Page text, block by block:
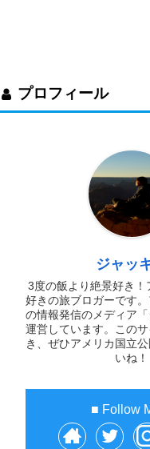
プロフィール
ジャッ
3度の飯より絶景好き！
好きの旅ブロガーです
の情報発信のメディア
運営しています。この
き、ぜひアメリカ国立
いね！